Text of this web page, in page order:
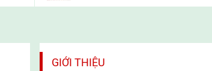
mặt
trận
GIỚI THIỆU